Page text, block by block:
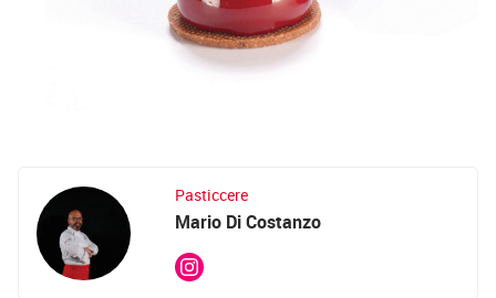
Pasticcere
Mario Di Costanzo